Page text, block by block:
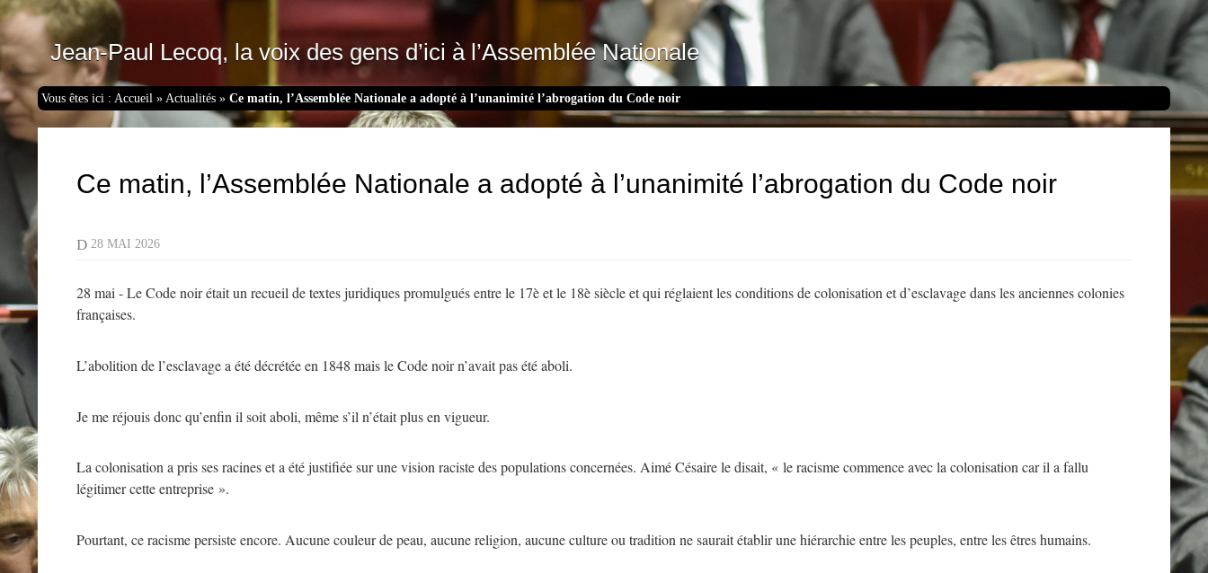
Jean-Paul Lecoq, la voix des gens d’ici à l’Assemblée Nationale
Vous êtes ici :Accueil »Actualités »Ce matin, l’Assemblée Nationale a adopté à l’unanimité l’abrogation du Code noir
Ce matin, l’Assemblée Nationale a adopté à l’unanimité l’abrogation du Code noir
D28 MAI 2026
28 mai - Le Code noir était un recueil de textes juridiques promulgués entre le 17è et le 18è siècle et qui réglaient les conditions de colonisation et d’esclavage dans les anciennes colonies
françaises.
L’abolition de l’esclavage a été décrétée en 1848 mais le Code noir n’avait pas été aboli.
Je me réjouis donc qu’enfin il soit aboli, même s’il n’était plus en vigueur.
La colonisation a pris ses racines et a été justifiée sur une vision raciste des populations concernées. Aimé Césaire le disait, « le racisme commence avec la colonisation car il a fallu
légitimer cette entreprise ».
Pourtant, ce racisme persiste encore. Aucune couleur de peau, aucune religion, aucune culture ou tradition ne saurait établir une hiérarchie entre les peuples, entre les êtres humains.